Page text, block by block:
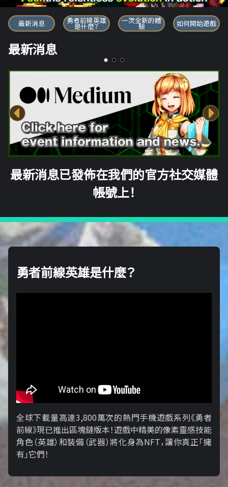
勇者前線英雄
最新消息 勇者前線英雄
是什麼？
一次全新的體
驗 如何開始遊戲
最新消息
最新消息已發佈在我們的官方社交媒體
帳號上！
勇者前線英雄是什麼？
全球下載量高達3,800萬次的熱門手機遊戲系列《勇者
前線》現已推出區塊鏈版本！遊戲中精美的像素靈感技能
角色（英雄）和裝備（武器）將化身為NFT，讓你真正「擁​​
有」它們！